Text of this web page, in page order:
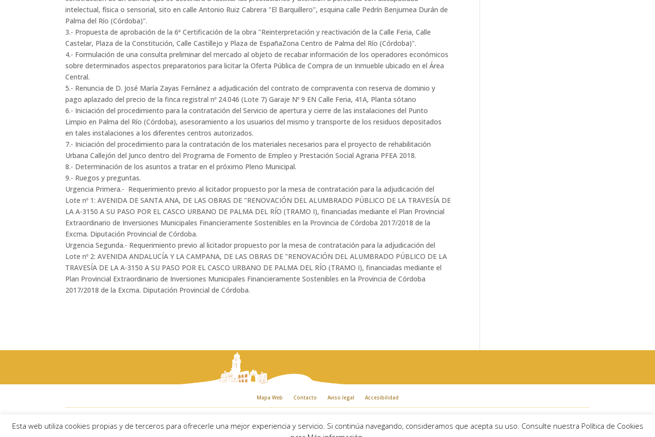
intelectual, física o sensorial, sito en calle Antonio Ruiz Cabrera "El Barquillero", esquina calle Pedrín Benjumea Durán de
Palma del Río (Córdoba)".
3.- Propuesta de aprobación de la 6ª Certificación de la obra "Reinterpretación y reactivación de la Calle Feria, Calle
Castelar, Plaza de la Constitución, Calle Castillejo y Plaza de EspañaZona Centro de Palma del Río (Córdoba)".
4.- Formulación de una consulta preliminar del mercado al objeto de recabar información de los operadores económicos
sobre determinados aspectos preparatorios para licitar la Oferta Pública de Compra de un Inmueble ubicado en el Área
Central.
5.- Renuncia de D. José María Zayas Fernánez a adjudicación del contrato de compraventa con reserva de dominio y
pago aplazado del precio de la finca registral nº 24.046 (Lote 7) Garaje Nº 9 EN Calle Feria, 41A, Planta sótano
6.- Iniciación del procedimiento para la contratación del Servicio de apertura y cierre de las instalaciones del Punto
Limpio en Palma del Río (Córdoba), asesoramiento a los usuarios del mismo y transporte de los residuos depositados
en tales instalaciones a los diferentes centros autorizados.
7.- Iniciación del procedimiento para la contratación de los materiales necesarios para el proyecto de rehabilitación
Urbana Callejón del Junco dentro del Programa de Fomento de Empleo y Prestación Social Agraria PFEA 2018.
8.- Determinación de los asuntos a tratar en el próximo Pleno Municipal.
9.- Ruegos y preguntas.
Urgencia Primera.- Requerimiento previo al licitador propuesto por la mesa de contratación para la adjudicación del
Lote nº 1: AVENIDA DE SANTA ANA, DE LAS OBRAS DE "RENOVACIÓN DEL ALUMBRADO PÚBLICO DE LA TRAVESÍA DE
LA A-3150 A SU PASO POR EL CASCO URBANO DE PALMA DEL RÍO (TRAMO I), financiadas mediante el Plan Provincial
Extraordinario de Inversiones Municipales Financieramente Sostenibles en la Provincia de Córdoba 2017/2018 de la
Excma. Diputación Provincial de Córdoba.
Urgencia Segunda.- Requerimiento previo al licitador propuesto por la mesa de contratación para la adjudicación del
Lote nº 2: AVENIDA ANDALUCÍA Y LA CAMPANA, DE LAS OBRAS DE "RENOVACIÓN DEL ALUMBRADO PÚBLICO DE LA
TRAVESÍA DE LA A-3150 A SU PASO POR EL CASCO URBANO DE PALMA DEL RÍO (TRAMO I), financiadas mediante el
Plan Provincial Extraordinario de Inversiones Municipales Financieramente Sostenibles en la Provincia de Córdoba
2017/2018 de la Excma. Diputación Provincial de Córdoba.
Mapa Web Contacto Aviso legal Accesibilidad
Email:
Esta web utiliza cookies propias y de terceros para ofrecerle una mejor experiencia y servicio. Si continúa navegando, consideramos que acepta su uso. Consulte nuestra Política de Cookies